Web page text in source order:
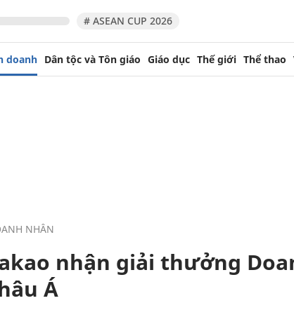
# ASEAN CUP 2026
doanh Dân tộc và Tôn giáo Giáo dục Thế giới Thể thao
NHÂN
nhận giải thưởng
Á